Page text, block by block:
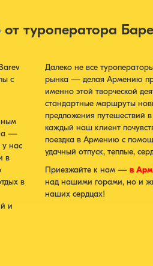
туроператора
с
—
у нас
в
в
и
Далеко не все
рынка — делая Армению
именно этой творческой
стандартные маршруты
предложения путешествий
каждый наш клиент
поездка в Армению с
удачный отпуск, теплые,
Приезжайте к нам — в
над нашими горами, но и
наших сердцах!